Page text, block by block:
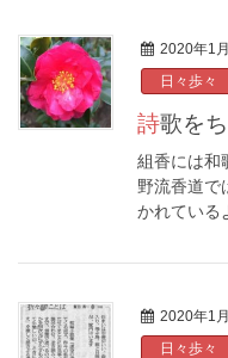
2020年1
日々歩々
詩歌を
組香には和
野流香道で
かれてい
2020年1
日々歩々